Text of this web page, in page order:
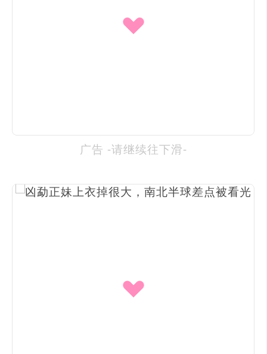
广告 -请继续往下滑-